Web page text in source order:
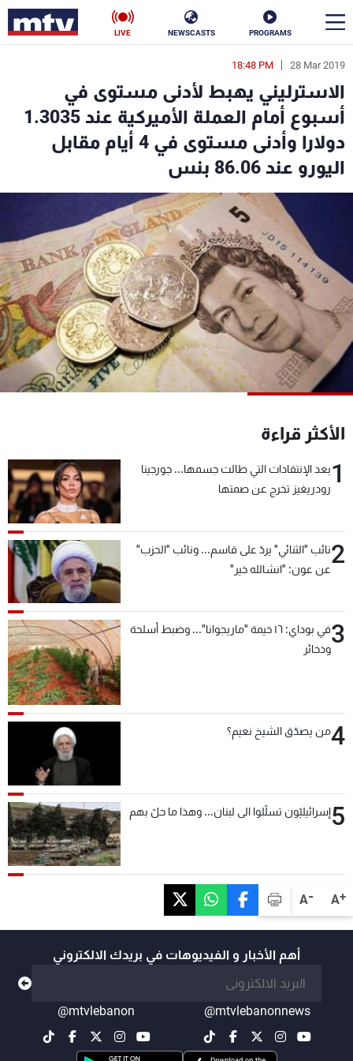
PROGRAMS
NEWSCASTS
LIVE
A+
A-
28 Mar 2019
18:48 PM
الاسترليني يهبط لأدنى مستوى في
أسبوع أمام العملة الأميركية عند 1.3035
دولارا وأدنى مستوى في 4 أيام مقابل
اليورو عند 86.06 بنس
الأكثر قراءة
1بعد الإنتقادات التي طالت جسمها... جورجينا
رودريغيز تخرج عن صمتها
2نائب "الثنائي" يردّ على قاسم... ونائب "الحزب"
عن عون: "انشالله خير"
3
في بوداي: ١٦ خيمة "ماريجوانا"... وضبط أسلحة
وذخائر
4من يصدّق الشيخ نعيم؟
5إسرائيليّون تسلّلوا الى لبنان... وهذا ما حلّ بهم
أهم الأخبار و الفيديوهات في بريدك الالكتروني
@mtvlebanonnews
@mtvlebanon
en
الأخبار
سياسة ناس
إقتصاد
رياضة
كأس العالم
البرامج
جدول البرامج
شاهد البرامج
الترددات
عن MTV
لاعلاناتكم
شروط الإسـتخدام
سياسة الخصوصية